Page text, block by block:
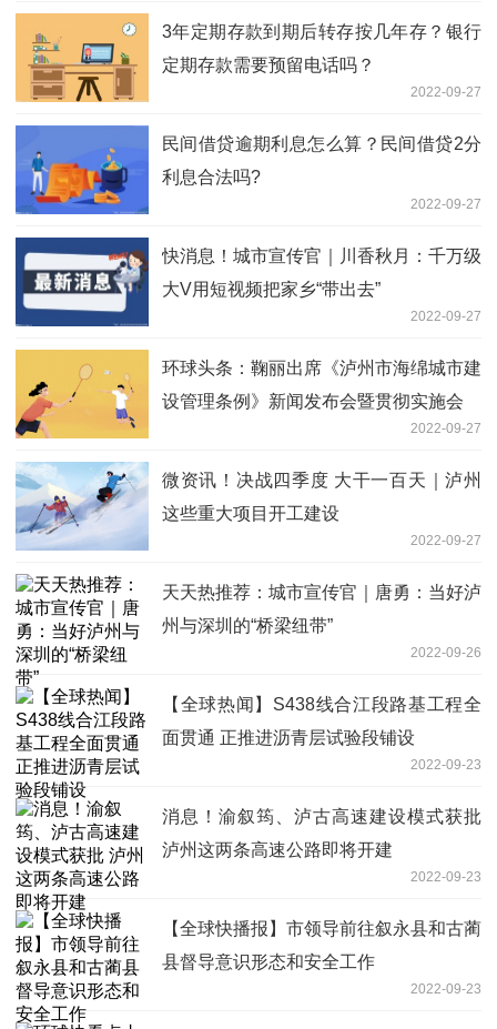
3年定期存款到期后转存按几年存？银行
定期存款需要预留电话吗？
2022-09-27
民间借贷逾期利息怎么算？民间借贷2分
利息合法吗?
2022-09-27
快消息！城市宣传官｜川香秋月：千万级
大V用短视频把家乡“带出去”
2022-09-27
环球头条：鞠丽出席《泸州市海绵城市建
设管理条例》新闻发布会暨贯彻实施会
2022-09-27
微资讯！决战四季度 大干一百天｜泸州
这些重大项目开工建设
2022-09-27
天天热推荐：城市宣传官｜唐勇：当好泸
州与深圳的“桥梁纽带”
2022-09-26
【全球热闻】S438线合江段路基工程全
面贯通 正推进沥青层试验段铺设
2022-09-23
消息！渝叙筠、泸古高速建设模式获批
泸州这两条高速公路即将开建
2022-09-23
【全球快播报】市领导前往叙永县和古蔺
县督导意识形态和安全工作
2022-09-23